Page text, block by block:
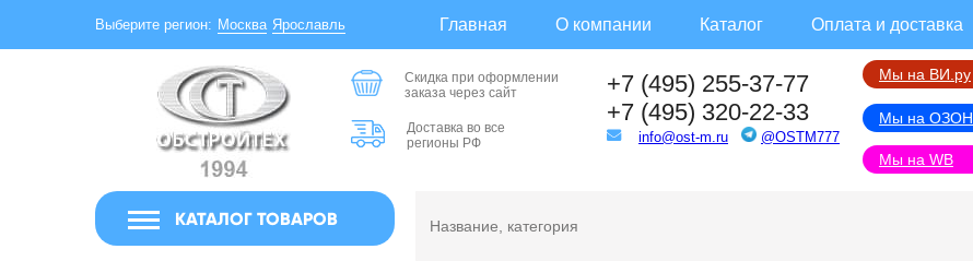
Выберите регион: Москва Ярославль Главная О компании Каталог Оплата и доставка
Скидка при оформлении
заказа через сайт
Доставка во все
регионы РФ
+7 (495) 255-37-77
+7 (495) 320-22-33
info@ost-m.ru @OSTM777
Мы на ВИ.ру
Мы на ОЗОН
Мы на WB
КАТАЛОГ ТОВАРОВ